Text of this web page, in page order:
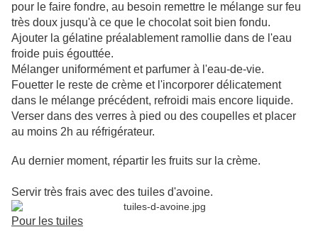
pour le faire fondre, au besoin remettre le mélange sur feu
très doux jusqu'à ce que le chocolat soit bien fondu.
Ajouter la gélatine préalablement ramollie dans de l'eau
froide puis égouttée.
Mélanger uniformément et parfumer à l'eau-de-vie.
Fouetter le reste de crème et l'incorporer délicatement
dans le mélange précédent, refroidi mais encore liquide.
Verser dans des verres à pied ou des coupelles et placer
au moins 2h au réfrigérateur.
Au dernier moment, répartir les fruits sur la crème.
Servir très frais avec des tuiles d'avoine.
Pour les tuiles